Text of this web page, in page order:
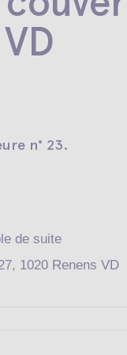
n° 23.
de suite
1020 Renens VD